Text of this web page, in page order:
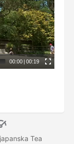
00:00 | 00:19
Tea